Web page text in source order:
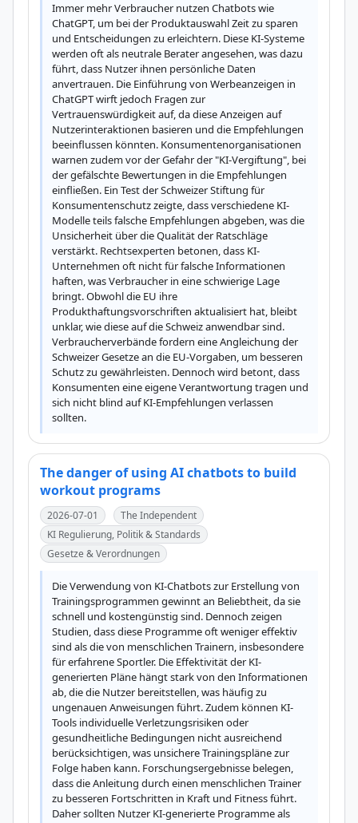
Immer mehr Verbraucher nutzen Chatbots wie
ChatGPT, um bei der Produktauswahl Zeit zu sparen
und Entscheidungen zu erleichtern. Diese KI-Systeme
werden oft als neutrale Berater angesehen, was dazu
führt, dass Nutzer ihnen persönliche Daten
anvertrauen. Die Einführung von Werbeanzeigen in
ChatGPT wirft jedoch Fragen zur
Vertrauenswürdigkeit auf, da diese Anzeigen auf
Nutzerinteraktionen basieren und die Empfehlungen
beeinflussen könnten. Konsumentenorganisationen
warnen zudem vor der Gefahr der "KI-Vergiftung", bei
der gefälschte Bewertungen in die Empfehlungen
einfließen. Ein Test der Schweizer Stiftung für
Konsumentenschutz zeigte, dass verschiedene KI-
Modelle teils falsche Empfehlungen abgeben, was die
Unsicherheit über die Qualität der Ratschläge
verstärkt. Rechtsexperten betonen, dass KI-
Unternehmen oft nicht für falsche Informationen
haften, was Verbraucher in eine schwierige Lage
bringt. Obwohl die EU ihre
Produkthaftungsvorschriften aktualisiert hat, bleibt
unklar, wie diese auf die Schweiz anwendbar sind.
Verbraucherverbände fordern eine Angleichung der
Schweizer Gesetze an die EU-Vorgaben, um besseren
Schutz zu gewährleisten. Dennoch wird betont, dass
Konsumenten eine eigene Verantwortung tragen und
sich nicht blind auf KI-Empfehlungen verlassen
sollten.
The danger of using AI chatbots to build
workout programs
2026-07-01
The Independent
KI Regulierung, Politik & Standards
Gesetze & Verordnungen
Die Verwendung von KI-Chatbots zur Erstellung von
Trainingsprogrammen gewinnt an Beliebtheit, da sie
schnell und kostengünstig sind. Dennoch zeigen
Studien, dass diese Programme oft weniger effektiv
sind als die von menschlichen Trainern, insbesondere
für erfahrene Sportler. Die Effektivität der KI-
generierten Pläne hängt stark von den Informationen
ab, die die Nutzer bereitstellen, was häufig zu
ungenauen Anweisungen führt. Zudem können KI-
Tools individuelle Verletzungsrisiken oder
gesundheitliche Bedingungen nicht ausreichend
berücksichtigen, was unsichere Trainingspläne zur
Folge haben kann. Forschungsergebnisse belegen,
dass die Anleitung durch einen menschlichen Trainer
zu besseren Fortschritten in Kraft und Fitness führt.
Daher sollten Nutzer KI-generierte Programme als